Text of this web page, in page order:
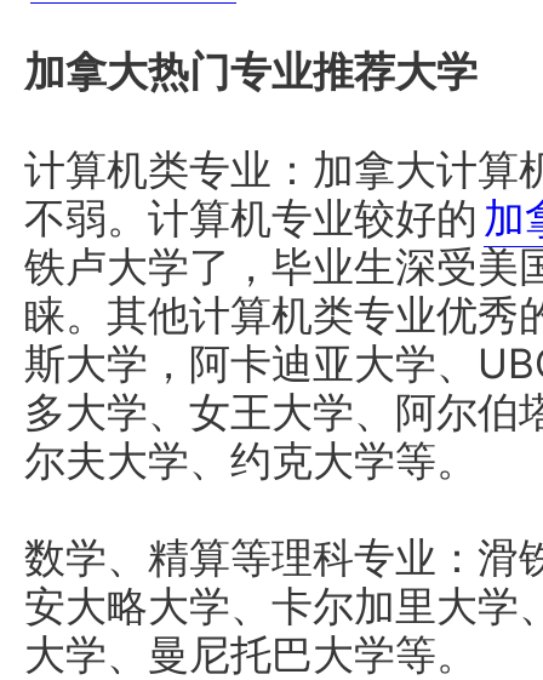
加拿大热门专业推荐大学
计算机类专业：加拿大计算
不弱。计算机专业较好的 加
铁卢大学了，毕业生深受美
睐。其他计算机类专业优秀
斯大学，阿卡迪亚大学、
多大学、女王大学、阿尔伯
尔夫大学、约克大学等。
数学、精算等理科专业：滑
安大略大学、卡尔加里大学
大学、曼尼托巴大学等。